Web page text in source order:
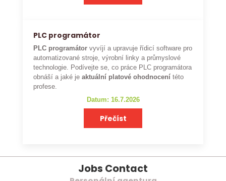
PLC programátor
PLC programátor vyvíjí a upravuje řídicí software pro
automatizované stroje, výrobní linky a průmyslové
technologie. Podívejte se, co práce PLC programátora
obnáší a jaké je aktuální platové ohodnocení této
profese.
Datum: 16.7.2026
Přečíst
Jobs Contact